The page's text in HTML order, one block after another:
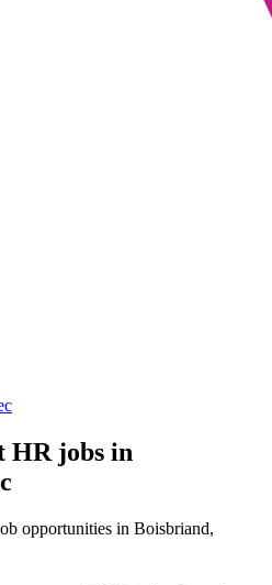
HR jobs in
opportunities in Boisbriand,